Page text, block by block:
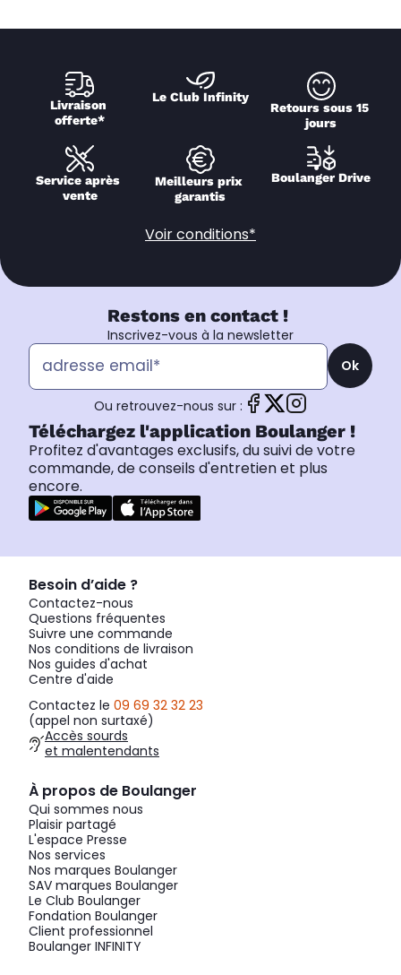
Livraison
offerte*
Le Club Infinity
Retours sous 15
jours
Service après
vente
Meilleurs prix
garantis
Boulanger Drive
Voir conditions*
Restons en contact !
Inscrivez-vous à la newsletter
Ok
Ou retrouvez-nous sur :
Téléchargez l'application Boulanger !
Profitez d'avantages exclusifs, du suivi de votre
commande, de conseils d'entretien et plus
encore.
Besoin d’aide ?
Contactez-nous
Questions fréquentes
Suivre une commande
Nos conditions de livraison
Nos guides d'achat
Centre d'aide
Contactez le 09 69 32 32 23
(appel non surtaxé)
Accès sourds
et malentendants
À propos de Boulanger
Qui sommes nous
Plaisir partagé
L'espace Presse
Nos services
Nos marques Boulanger
SAV marques Boulanger
Le Club Boulanger
Fondation Boulanger
Client professionnel
Boulanger INFINITY